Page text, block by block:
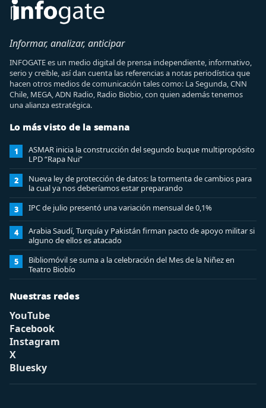
Informar, analizar, anticipar
INFOGATE es un medio digital de prensa independiente, informativo,
serio y creíble, así dan cuenta las referencias a notas periodística que
hacen otros medios de comunicación tales como: La Segunda, CNN
Chile, MEGA, ADN Radio, Radio Biobio, con quien además tenemos
una alianza estratégica.
Lo más visto de la semana
1
ASMAR inicia la construcción del segundo buque multipropósito
LPD “Rapa Nui”
2
Nueva ley de protección de datos: la tormenta de cambios para
la cual ya nos deberíamos estar preparando
3 IPC de julio presentó una variación mensual de 0,1%
4
Arabia Saudí, Turquía y Pakistán firman pacto de apoyo militar si
alguno de ellos es atacado
5
Bibliomóvil se suma a la celebración del Mes de la Niñez en
Teatro Biobío
Nuestras redes
YouTube
Facebook
Instagram
X
Bluesky